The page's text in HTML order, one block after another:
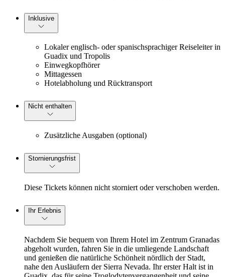
Inklusive
Lokaler englisch- oder spanischsprachiger Reiseleiter in
Guadix und Tropolis
Einwegkopfhörer
Mittagessen
Hotelabholung und Rücktransport
Nicht enthalten
Zusätzliche Ausgaben (optional)
Stornierungsfrist
Diese Tickets können nicht storniert oder verschoben werden.
Ihr Erlebnis
Nachdem Sie bequem von Ihrem Hotel im Zentrum Granadas
abgeholt wurden, fahren Sie in die umliegende Landschaft
und genießen die natürliche Schönheit nördlich der Stadt,
nahe den Ausläufern der Sierra Nevada. Ihr erster Halt ist in